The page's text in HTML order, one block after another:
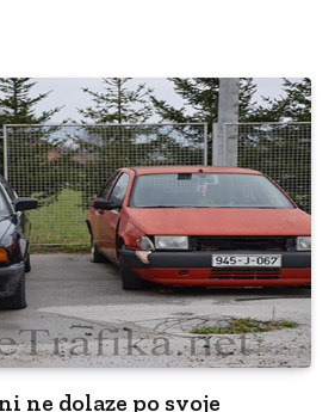
ne dolaze po svoje